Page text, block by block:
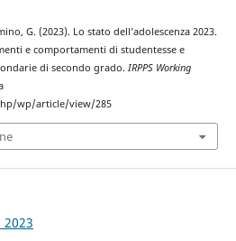
G. (2023). Lo stato dell’adolescenza 2023.
e comportamenti di studentesse e
di secondo grado. IRPPS Working
wp/article/view/285
2023